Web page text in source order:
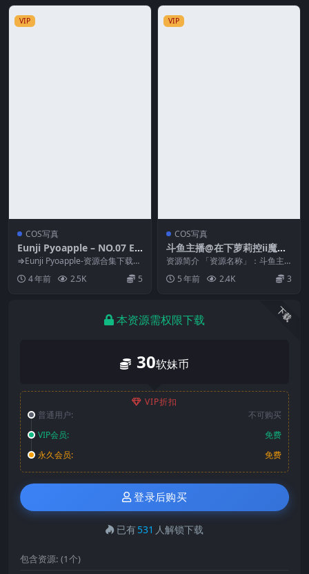
VIP
COS写真
Eunji Pyoapple – NO.07 Eu
nji’s Digital Photobook [2
022-2 HOME] [201P1V-857
M]
⇒Eunji Pyoapple-资源合集下载
称」：...
4 年前 2.5K 5
VIP
COS写真
斗鱼主播@在下萝莉控ii魔王f
go电子版图包[24P/7.5MB]
资源简介 「资源名称」：斗鱼主
播@在下萝莉控ii魔王fgo电子版图
包「资源大小」...
5 年前 2.4K 3
下载
本资源需权限下载
30软妹币
VIP折扣
普通用户:
不可购买
VIP会员:
免费
永久会员:
免费
登录后购买
已有531 人解锁下载
包含资源: (1个)